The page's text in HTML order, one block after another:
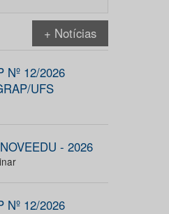
+ Notícias
Nº 12/2026
UFS
- 2026
Nº 12/2026